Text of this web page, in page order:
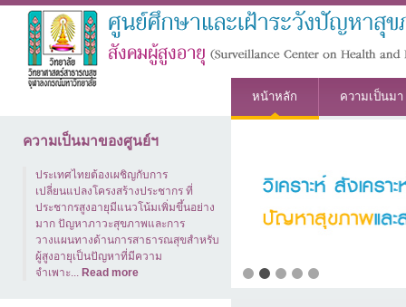
หน้าหลัก ความเป็นมา
ความเป็นมาของศูนย์ฯ
ประเทศไทยต้องเผชิญกับการ
เปลี่ยนแปลงโครงสร้างประชากร ที่
ประชากรสูงอายุมีแนวโน้มเพิ่มขึ้นอย่าง
มาก ปัญหาภาวะสุขภาพและการ
วางแผนทางด้านการสาธารณสุขสำหรับ
ผู้สูงอายุเป็นปัญหาที่มีความ
จำเพาะ... Read more